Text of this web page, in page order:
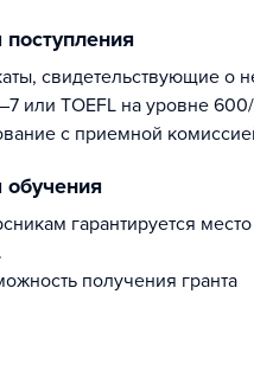
поступления
свидетельствующие о
или TOEFL на уровне
с приемной
обучения
гарантируется
получения гранта